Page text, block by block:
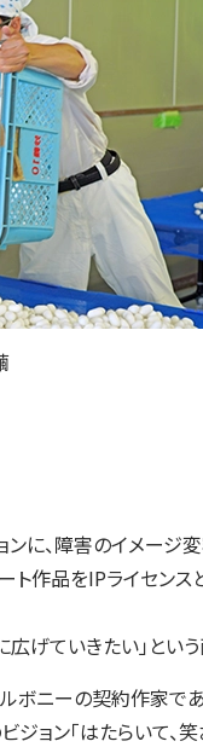
ンに、障害のイメー
作品をIPライセン
げていきたい」とい
ボニーの契約作家で
ョン「はたらいて、笑